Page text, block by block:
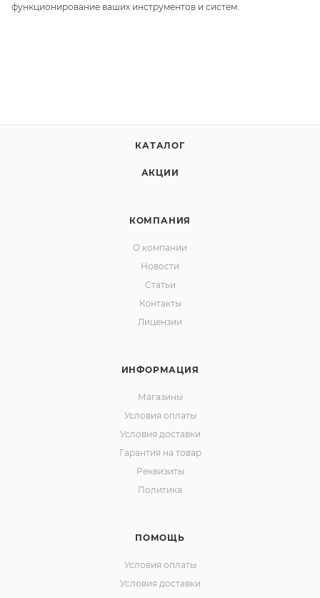
функционирование ваших инструментов и систем.
КАТАЛОГ
АКЦИИ
КОМПАНИЯ
О компании
Новости
Статьи
Контакты
Лицензии
ИНФОРМАЦИЯ
Магазины
Условия оплаты
Условия доставки
Гарантия на товар
Реквизиты
Политика
ПОМОЩЬ
Условия оплаты
Условия доставки